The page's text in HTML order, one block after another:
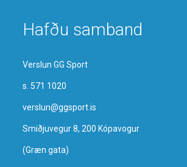
Hafðu samband
Verslun GG Sport
s. 571 1020
verslun@ggsport.is
Smiðjuvegur 8, 200 Kópavogur
(Græn gata)